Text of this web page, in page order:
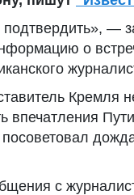
подтвердить», —
о
Кремля
впечатления
с